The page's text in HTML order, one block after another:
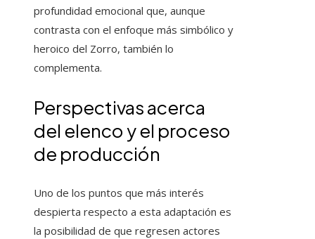
profundidad emocional que, aunque
contrasta con el enfoque más simbólico y
heroico del Zorro, también lo
complementa.
Perspectivas acerca
del elenco y el proceso
de producción
Uno de los puntos que más interés
despierta respecto a esta adaptación es
la posibilidad de que regresen actores